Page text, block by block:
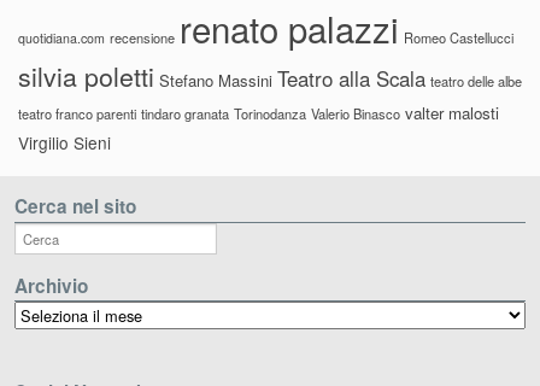
quotidiana.com recensione renato palazzi Romeo Castellucci
silvia poletti Stefano Massini Teatro alla Scala teatro delle albe
teatro franco parenti tindaro granata Torinodanza Valerio Binasco valter malosti
Virgilio Sieni
Cerca nel sito
Archivio
Archivio